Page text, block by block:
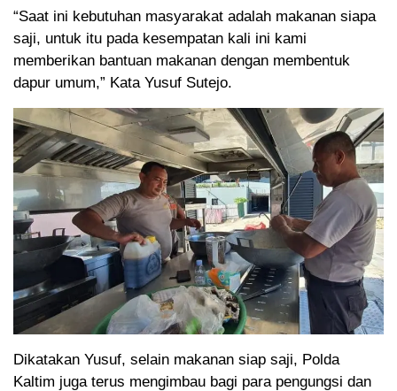
“Saat ini kebutuhan masyarakat adalah makanan siapa
saji, untuk itu pada kesempatan kali ini kami
memberikan bantuan makanan dengan membentuk
dapur umum,” Kata Yusuf Sutejo.
Dikatakan Yusuf, selain makanan siap saji, Polda
Kaltim juga terus mengimbau bagi para pengungsi dan